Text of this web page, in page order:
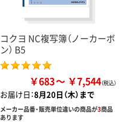
コクヨ NC複写簿（ノーカーボ
ン） B5
￥683 ￥7,544
お届け日：8月20日（木）まで
メーカー品番・販売単位違いの商品が3商品
あります